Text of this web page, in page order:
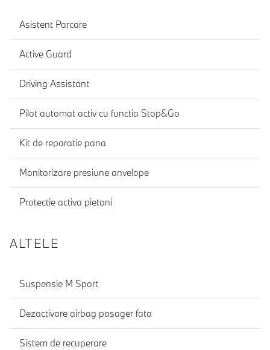
Asistent Parcare
Active Guard
Driving Assistant
Pilot automat activ cu functia Stop&Go
Kit de reparatie pana
Monitorizare presiune anvelope
Protectie activa pietoni
ALTELE
Suspensie M Sport
Dezactivare airbag pasager fata
Sistem de recuperare